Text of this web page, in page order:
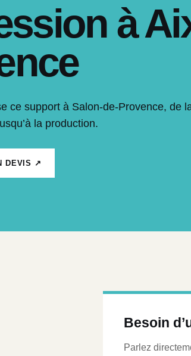
à
ce support à Salon-de-Provence, de
la production.
DEVIS ↗
Besoin
Parlez